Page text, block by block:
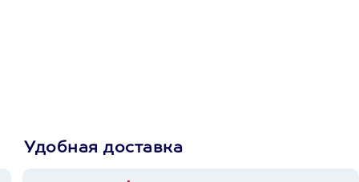
Удобная доставка